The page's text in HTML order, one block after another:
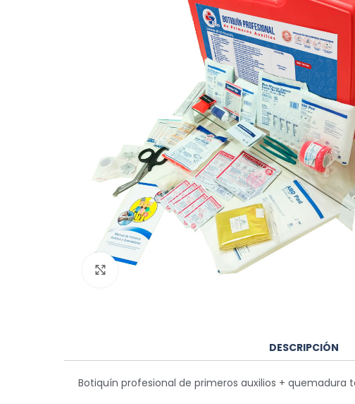
Haz clic para ampliar
DESCRIPCIÓN
Botiquín profesional de primeros auxilios + quemadura